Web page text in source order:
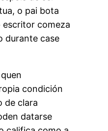
o pai bota
escritor comeza
durante case
condición
de clara
datarse